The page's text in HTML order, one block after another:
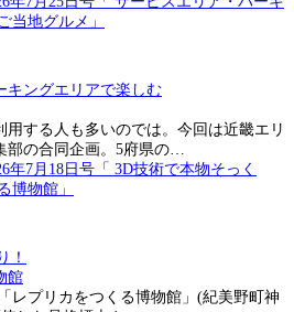
キングエリアで楽しむ
用する人も多いのでは。今回は近畿エリ
部の合同企画。5府県の…
！
館
レプリカをつくる博物館」(紀美野町神